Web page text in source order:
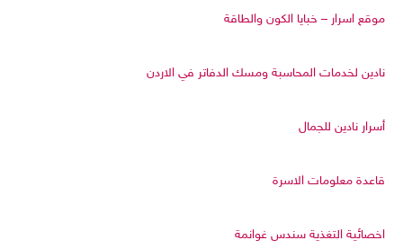
موقع اسرار – خبايا الكون والطاقة
نادين لخدمات المحاسبة ومسك الدفاتر في الاردن
أسرار نادين للجمال
قاعدة معلومات الاسرة
اخصائية التغذية سندس غوانمة